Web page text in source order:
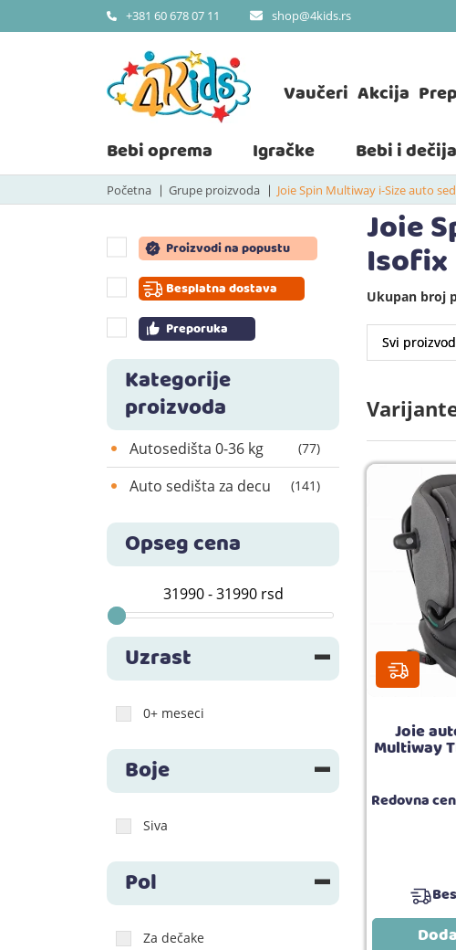
+381 60 678 07 11 shop@4kids.rs
Vaučeri Akcija
Bebi oprema Igračke Bebi i
Početna Grupe proizvoda Joie Spin Multiway i-Size auto
Proizvodi na popustu
Besplatna dostava
Preporuka
Kategorije
proizvoda
Autosedišta 0-36 kg (77)
Auto sedišta za decu (141)
Opseg cena
Uzrast
0+ meseci
Boje
Siva
Pol
Za dečake
Joie
Isofix
Ukupan broj
Joie
Multiway
Redovna